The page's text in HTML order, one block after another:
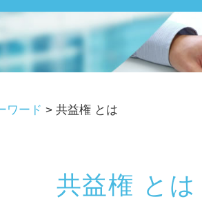
ワード > 共益権 とは
共益権 とは